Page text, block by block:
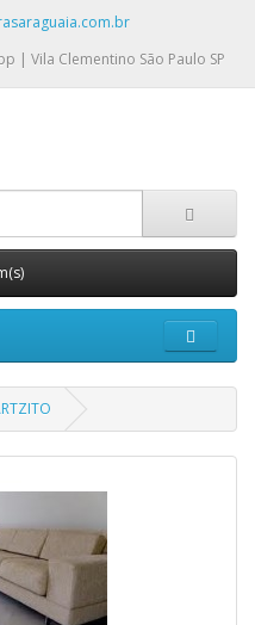
| Vila Clementino São Paulo SP